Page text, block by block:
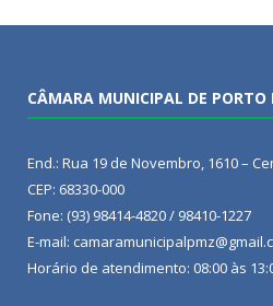
CÂMARA MUNICIPAL DE PORTO
End.: Rua 19 de Novembro, 1610 –
CEP: 68330-000
Fone: (93) 98414-4820 / 98410-1227
E-mail:
Horário de atendimento: 08:00 às